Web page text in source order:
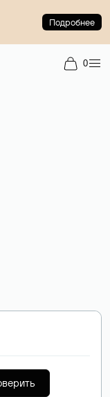
Подробнее
0